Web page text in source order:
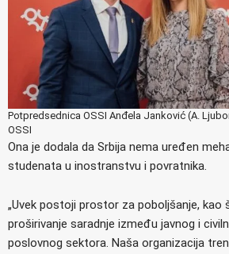
Potpredsednica OSSI Anđela Janković (A.
OSSI
Ona je dodala da Srbija nema uređen
studenata u inostranstvu i povratnika.
„Uvek postoji prostor za poboljšanje, kao
proširivanje saradnje između javnog i
poslovnog sektora. Naša organizacija